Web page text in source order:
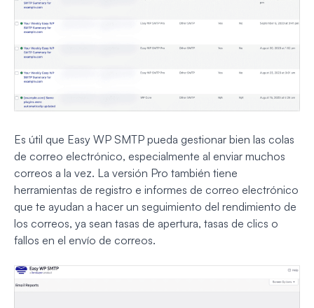
Es útil que Easy WP SMTP pueda gestionar bien las colas
de correo electrónico, especialmente al enviar muchos
correos a la vez. La versión Pro también tiene
herramientas de registro e informes de correo electrónico
que te ayudan a hacer un seguimiento del rendimiento de
los correos, ya sean tasas de apertura, tasas de clics o
fallos en el envío de correos.